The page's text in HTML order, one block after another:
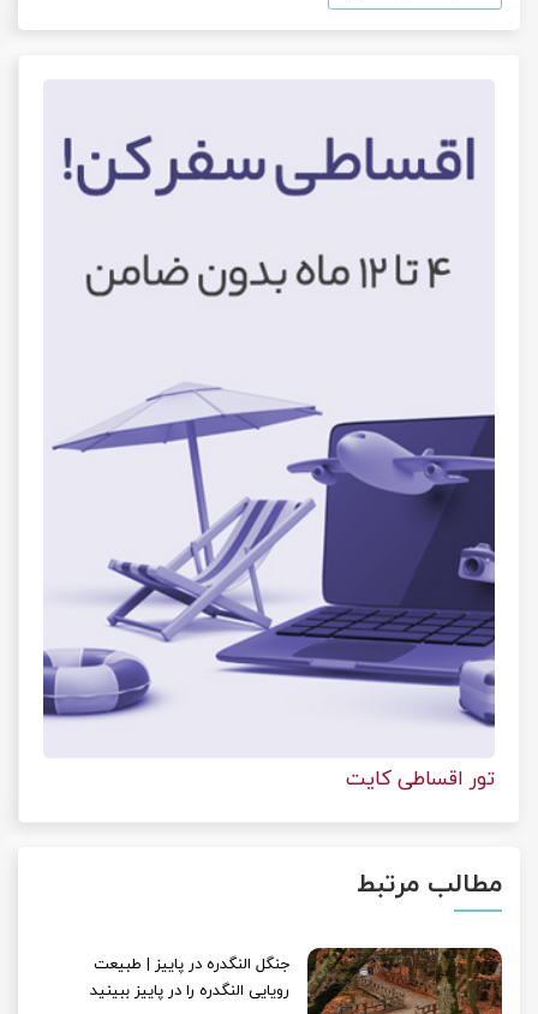
تور اقساطی کایت
مطالب مرتبط
جنگل النگدره در پاییز | طبیعت
رویایی النگدره را در پاییز ببینید